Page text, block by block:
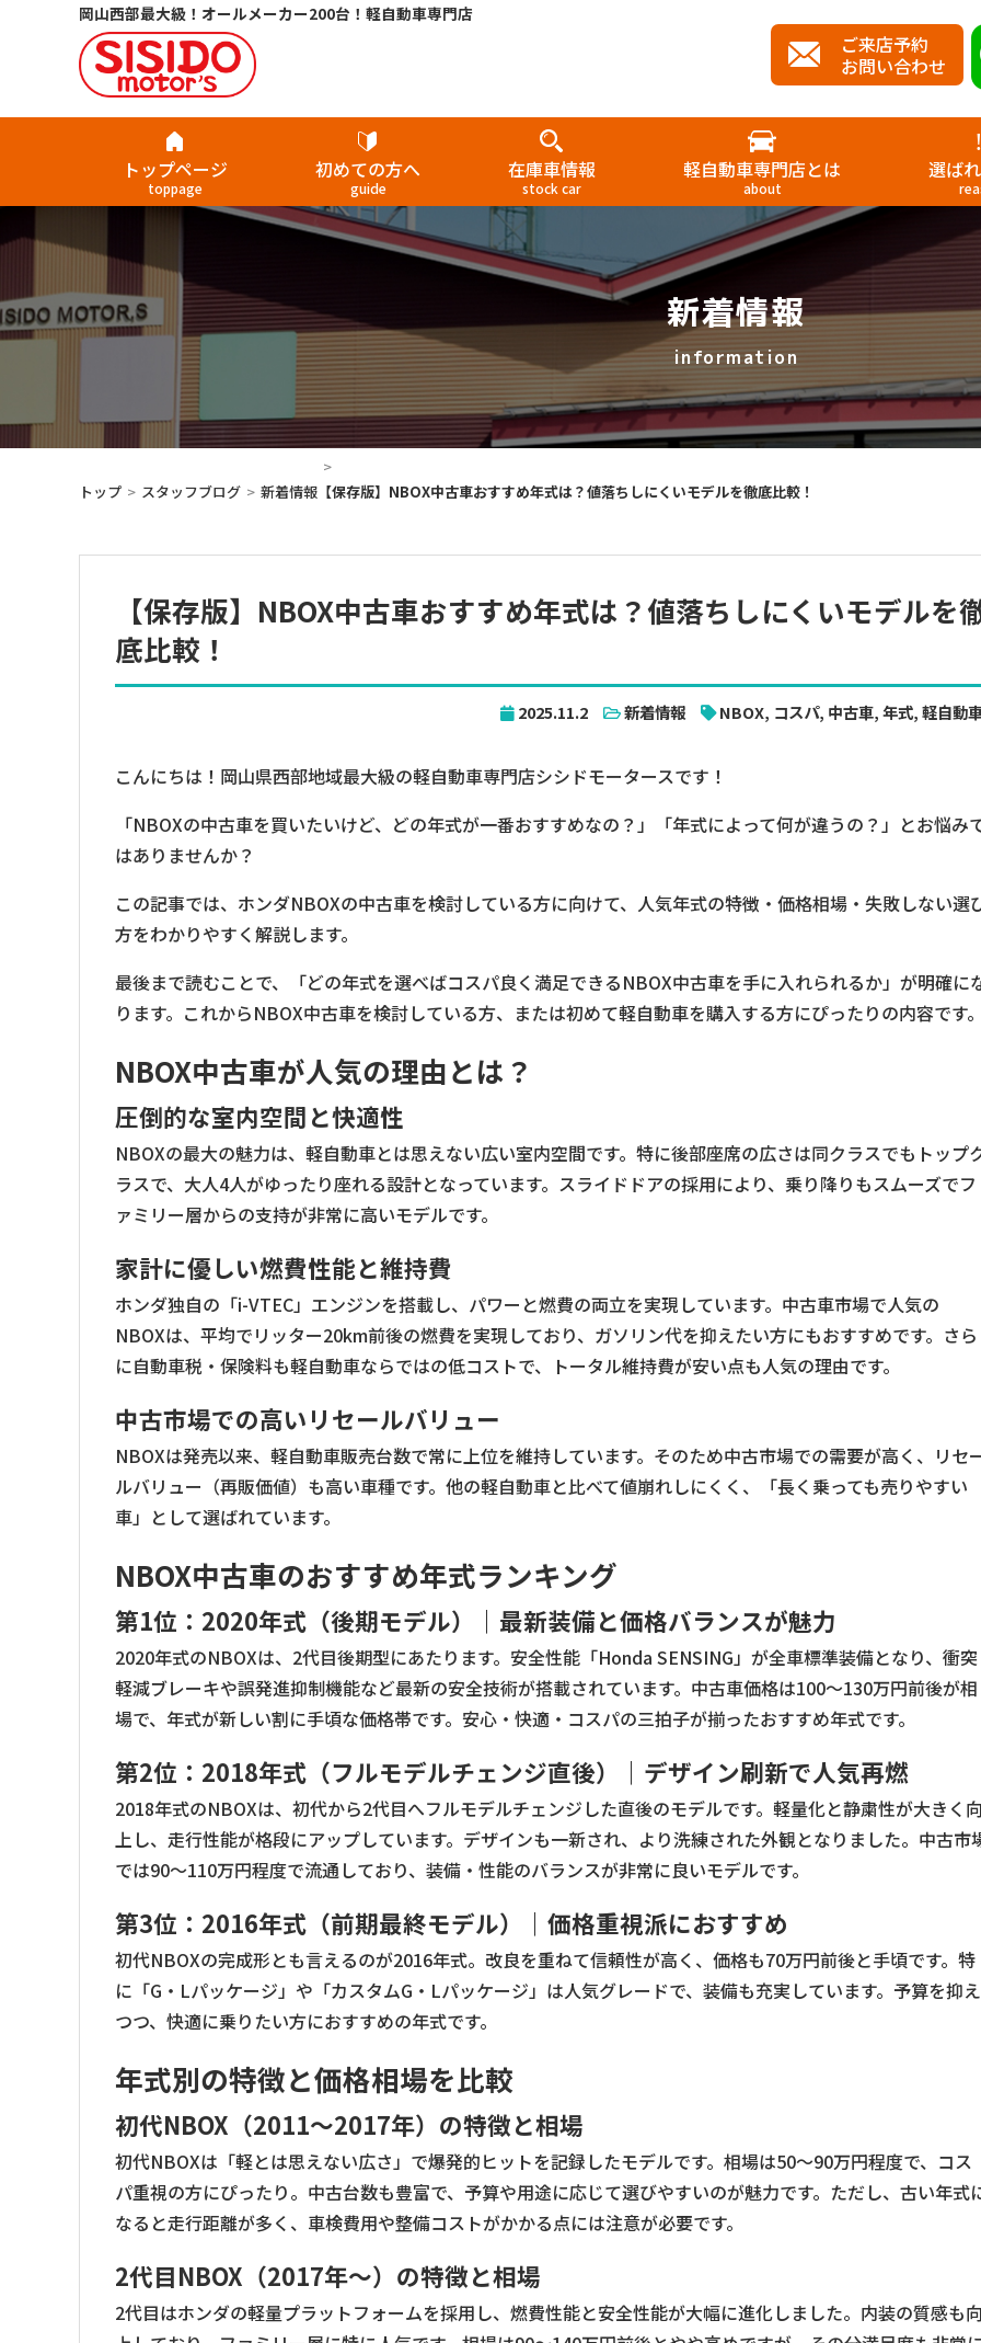
岡山西部最大級！オールメーカー200台！軽自動車専門店
ご来店予約
お問い合わせ
トップページ
toppage
初めての方へ
guide
在庫車情報
stock car
軽自動車専門店とは
about
選ば
新着情報
information
トップ スタッフブログ 新着情報 【保存版】NBOX中古車おすすめ年式は？値落ちしにくいモデルを徹底比較！
【保存版】NBOX中古車おすすめ年式は？値落ちしにくいモデルを
底比較！
2025.11.2 新着情報 NBOX, コスパ, 中古車,年式,軽自動
こんにちは！岡山県西部地域最大級の軽自動車専門店シシドモータースです！
「NBOXの中古車を買いたいけど、どの年式が一番おすすめなの？」「年式によって何が違うの？」とお悩み
はありませんか？
この記事では、ホンダNBOXの中古車を検討している方に向けて、人気年式の特徴・価格相場・失敗しない選
方をわかりやすく解説します。
最後まで読むことで、「どの年式を選べばコスパ良く満足できるNBOX中古車を手に入れられるか」が明確に
ります。これからNBOX中古車を検討している方、または初めて軽自動車を購入する方にぴったりの内容です
NBOX中古車が人気の理由とは？
圧倒的な室内空間と快適性
NBOXの最大の魅力は、軽自動車とは思えない広い室内空間です。特に後部座席の広さは同クラスでもトップ
ラスで、大人4人がゆったり座れる設計となっています。スライドドアの採用により、乗り降りもスムーズでフ
ァミリー層からの支持が非常に高いモデルです。
家計に優しい燃費性能と維持費
ホンダ独自の「i-VTEC」エンジンを搭載し、パワーと燃費の両立を実現しています。中古車市場で人気の
NBOXは、平均でリッター20km前後の燃費を実現しており、ガソリン代を抑えたい方にもおすすめです。さら
に自動車税・保険料も軽自動車ならではの低コストで、トータル維持費が安い点も人気の理由です。
中古市場での高いリセールバリュー
NBOXは発売以来、軽自動車販売台数で常に上位を維持しています。そのため中古市場での需要が高く、リセ
ルバリュー（再販価値）も高い車種です。他の軽自動車と比べて値崩れしにくく、「長く乗っても売りやすい
車」として選ばれています。
NBOX中古車のおすすめ年式ランキング
第1位：2020年式（後期モデル）｜最新装備と価格バランスが魅力
2020年式のNBOXは、2代目後期型にあたります。安全性能「Honda SENSING」が全車標準装備となり、衝突
軽減ブレーキや誤発進抑制機能など最新の安全技術が搭載されています。中古車価格は100〜130万円前後が相
場で、年式が新しい割に手頃な価格帯です。安心・快適・コスパの三拍子が揃ったおすすめ年式です。
第2位：2018年式（フルモデルチェンジ直後）｜デザイン刷新で人気再燃
2018年式のNBOXは、初代から2代目へフルモデルチェンジした直後のモデルです。軽量化と静粛性が大きく
上し、走行性能が格段にアップしています。デザインも一新され、より洗練された外観となりました。中古市
では90〜110万円程度で流通しており、装備・性能のバランスが非常に良いモデルです。
第3位：2016年式（前期最終モデル）｜価格重視派におすすめ
初代NBOXの完成形とも言えるのが2016年式。改良を重ねて信頼性が高く、価格も70万円前後と手頃です。特
に「G・Lパッケージ」や「カスタムG・Lパッケージ」は人気グレードで、装備も充実しています。予算を抑え
つつ、快適に乗りたい方におすすめの年式です。
年式別の特徴と価格相場を比較
初代NBOX（2011〜2017年）の特徴と相場
初代NBOXは「軽とは思えない広さ」で爆発的ヒットを記録したモデルです。相場は50〜90万円程度で、コス
パ重視の方にぴったり。中古台数も豊富で、予算や用途に応じて選びやすいのが魅力です。ただし、古い年式
なると走行距離が多く、車検費用や整備コストがかかる点には注意が必要です。
2代目NBOX（2017年〜）の特徴と相場
2代目はホンダの軽量プラットフォームを採用し、燃費性能と安全性能が大幅に進化しました。内装の質感も